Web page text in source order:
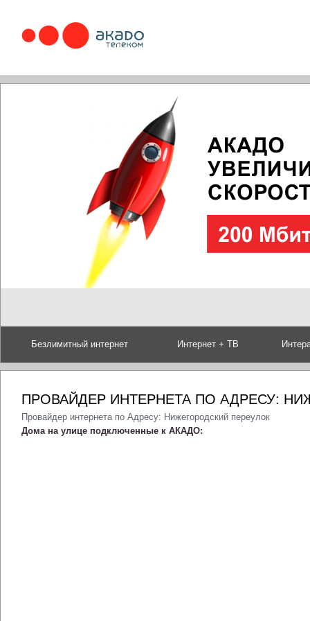
Безлимитный интернет Интернет + ТВ
ПРОВАЙДЕР ИНТЕРНЕТА ПО АДРЕСУ:
Провайдер интернета по Адресу: Нижегородский переулок
Дома на улице подключенные к АКАДО: